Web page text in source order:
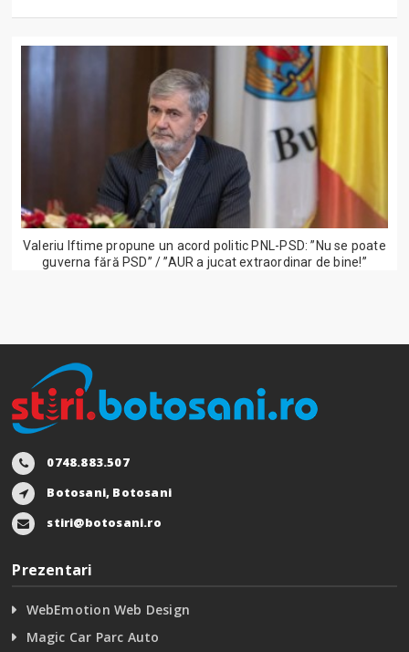
Valeriu Iftime propune un acord politic PNL-PSD: ”Nu se poate
guverna fără PSD” / ”AUR a jucat extraordinar de bine!”
0748.883.507
Botosani, Botosani
stiri@botosani.ro
Prezentari
WebEmotion Web Design
Magic Car Parc Auto